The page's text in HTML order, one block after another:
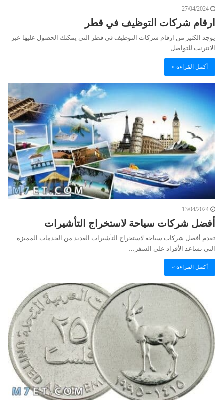
27/04/2024
ارقام شركات التوظيف في قطر
يوجد الكثير من ارقام شركات التوظيف في قطر التي يمكنك الحصول عليها عبر
الانترنت للتواصل…
أكمل القراءة »
13/04/2024
أفضل شركات سياحة لاستخراج التأشيرات
تقدم أفضل شركات سياحة لاستخراج التأشيرات العديد من الخدمات المميزة
التي تساعد الأفراد على السفر…
أكمل القراءة »